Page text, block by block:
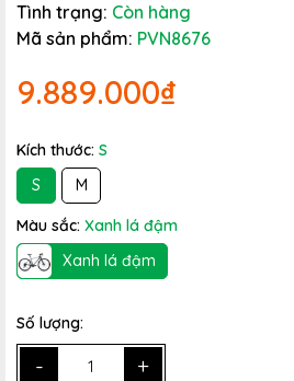
Tình trạng: Còn hàng
Mã sản phẩm: PVN8676
9.889.000₫
Kích thước: S
S
M
Màu sắc: Xanh lá đậm
Xanh lá đậm
Số lượng:
- +